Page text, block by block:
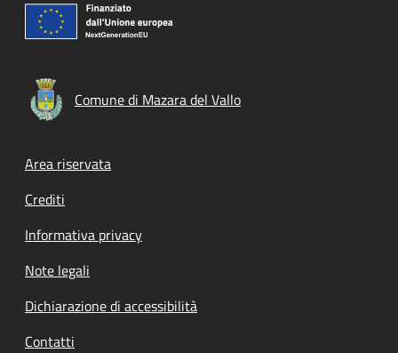
Comune di Mazara del Vallo
Footer menu
Area riservata
Crediti
Informativa privacy
Note legali
Dichiarazione di accessibilità
Contatti